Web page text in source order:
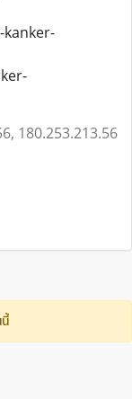
180.253.213.56